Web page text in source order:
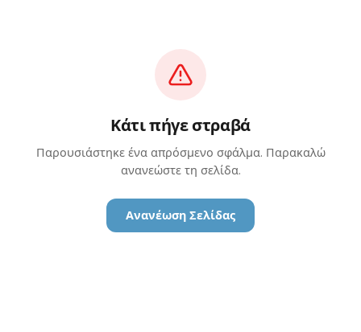
Κάτι πήγε στραβά
Παρουσιάστηκε ένα απρόσμενο σφάλμα. Παρακαλώ
ανανεώστε τη σελίδα.
Ανανέωση Σελίδας